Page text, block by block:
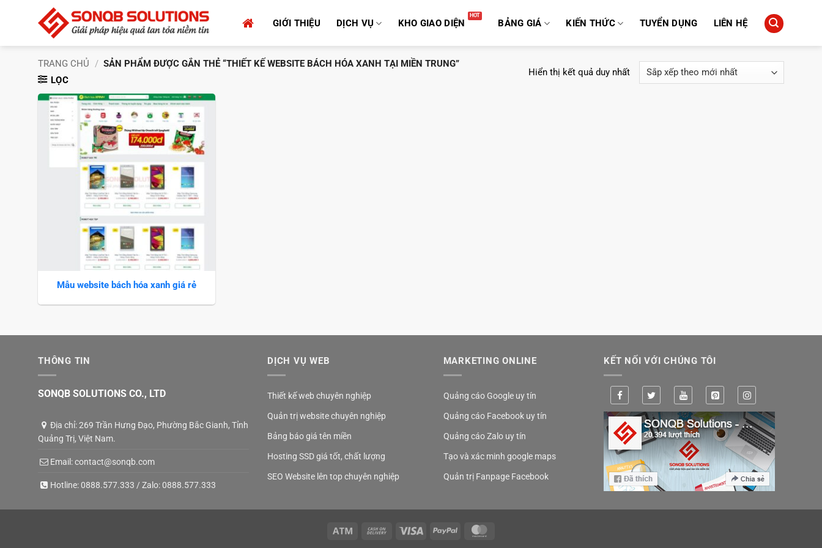
GIỚI THIỆU DỊCH VỤ KHO GIAO DIỆN BẢNG GIÁ KIẾN THỨC TUYỂN DỤNG LIÊN HỆ
TRANG CHỦ / SẢN PHẨM ĐƯỢC GẮN THẺ “THIẾT KẾ WEBSITE BÁCH HÓA XANH TẠI MIỀN TRUNG”
LỌC
Hiển thị kết quả duy nhất
Mẫu website bách hóa xanh giá rẻ
THÔNG TIN
SONQB SOLUTIONS CO., LTD
Địa chỉ: 269 Trần Hưng Đạo, Phường Bắc Gianh, Tỉnh
Quảng Trị, Việt Nam.
Email:contact@sonqb.com
Hotline:0888.577.333 / Zalo:0888.577.333
DỊCH VỤ WEB
Thiết kế web chuyên nghiệp
Quản trị website chuyên nghiệp
Bảng báo giá tên miền
Hosting SSD giá tốt, chất lượng
SEO Website lên top chuyên nghiệp
MARKETING ONLINE
Quảng cáo Google uy tín
Quảng cáo Facebook uy tín
Quảng cáo Zalo uy tín
Tạo và xác minh google maps
Quản trị Fanpage Facebook
KẾT NỐI VỚI CHÚNG TÔI
Atm
Cash
Visa PayPal